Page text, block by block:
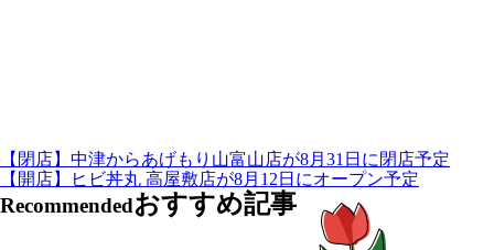
【閉店】中津からあげもり山富山店が8月31日に閉店予定
【開店】ヒビ丼丸 高屋敷店が8月12日にオープン予定
Recommendedおすすめ記事